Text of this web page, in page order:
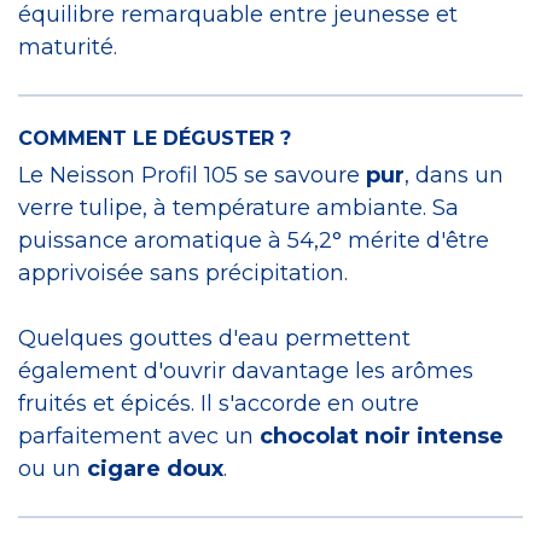
équilibre remarquable entre jeunesse et
maturité.
COMMENT LE DÉGUSTER ?
Le Neisson Profil 105 se savoure pur, dans un
verre tulipe, à température ambiante. Sa
puissance aromatique à 54,2° mérite d'être
apprivoisée sans précipitation.
Quelques gouttes d'eau permettent
également d'ouvrir davantage les arômes
fruités et épicés. Il s'accorde en outre
parfaitement avec un chocolat noir intense
ou un cigare doux.